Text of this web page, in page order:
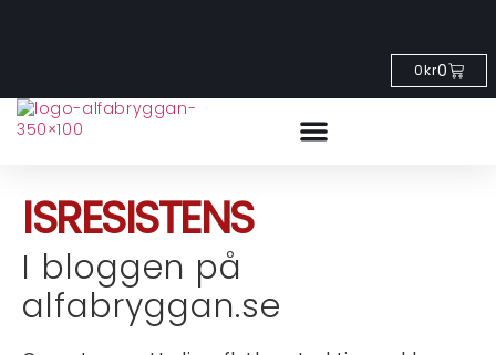
0kr0
ISRESISTENS
I bloggen på
alfabryggan.se